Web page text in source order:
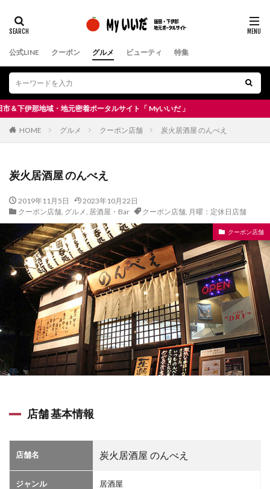
公式LINE クーポン グルメ ビューティ 特集
地域・地元密着ポータルサイト「 Myいいだ 」
HOME グルメ クーポン店舗 炭火居酒屋 のんべえ
炭火居酒屋 のんべえ
2019年11月5日
2023年10月22日
クーポン店舗, グルメ, 居酒屋・Bar クーポン店舗, 月曜：定休日店舗
クーポン店舗
店舗 基本情報
店舗名 炭火居酒屋 のんべえ
ジャンル 居酒屋